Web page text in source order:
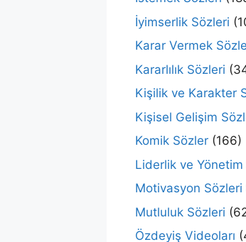
İyimserlik Sözleri
Karar Vermek
Kararlılık Sözleri
Kişilik ve Karakter
Kişisel Gelişim
Komik Sözler (166)
Liderlik ve Yönetim
Motivasyon Sözleri
Mutluluk Sözleri
Özdeyiş Videoları